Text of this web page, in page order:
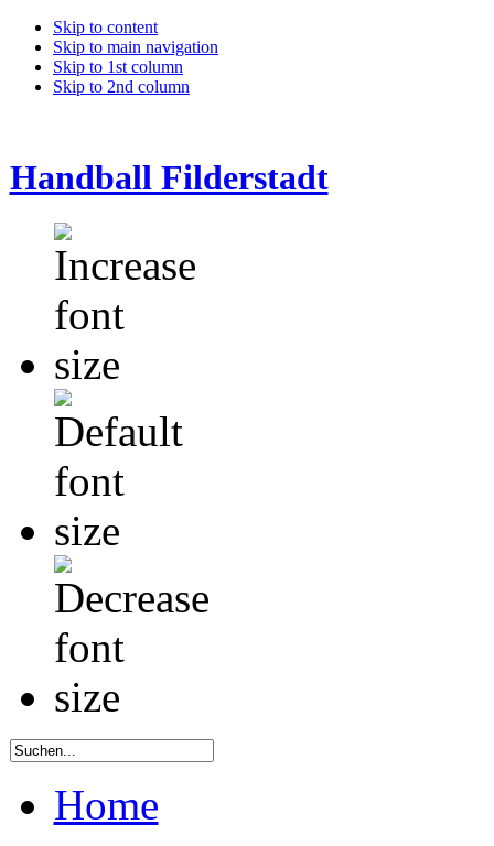
Skip to content
Skip to main navigation
Skip to 1st column
Skip to 2nd column
Handball Filderstadt
Home